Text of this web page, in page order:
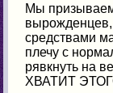
Мы
средствами
плечу с
рявкнуть на
ХВАТИТ